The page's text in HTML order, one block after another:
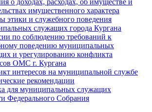
имущественного характера
этики и служебного поведения
служащих города Кургана
по соблюдению требований к
поведению муниципальных
и урегулированию конфликта
ОМС г. Кургана
интересов на муниципальной службе
рекомендации
для муниципальных служащих
Федерального Cобрания